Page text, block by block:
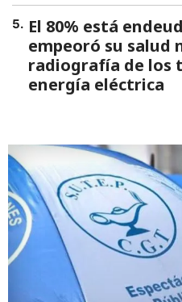
5. El 80% está
empeoró su salud
radiografía de los
energía eléctrica